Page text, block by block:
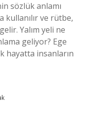
sözlük anlamı
kullanılır ve rütbe,
Yalım yeli ne
geliyor? Ege
hayatta insanların